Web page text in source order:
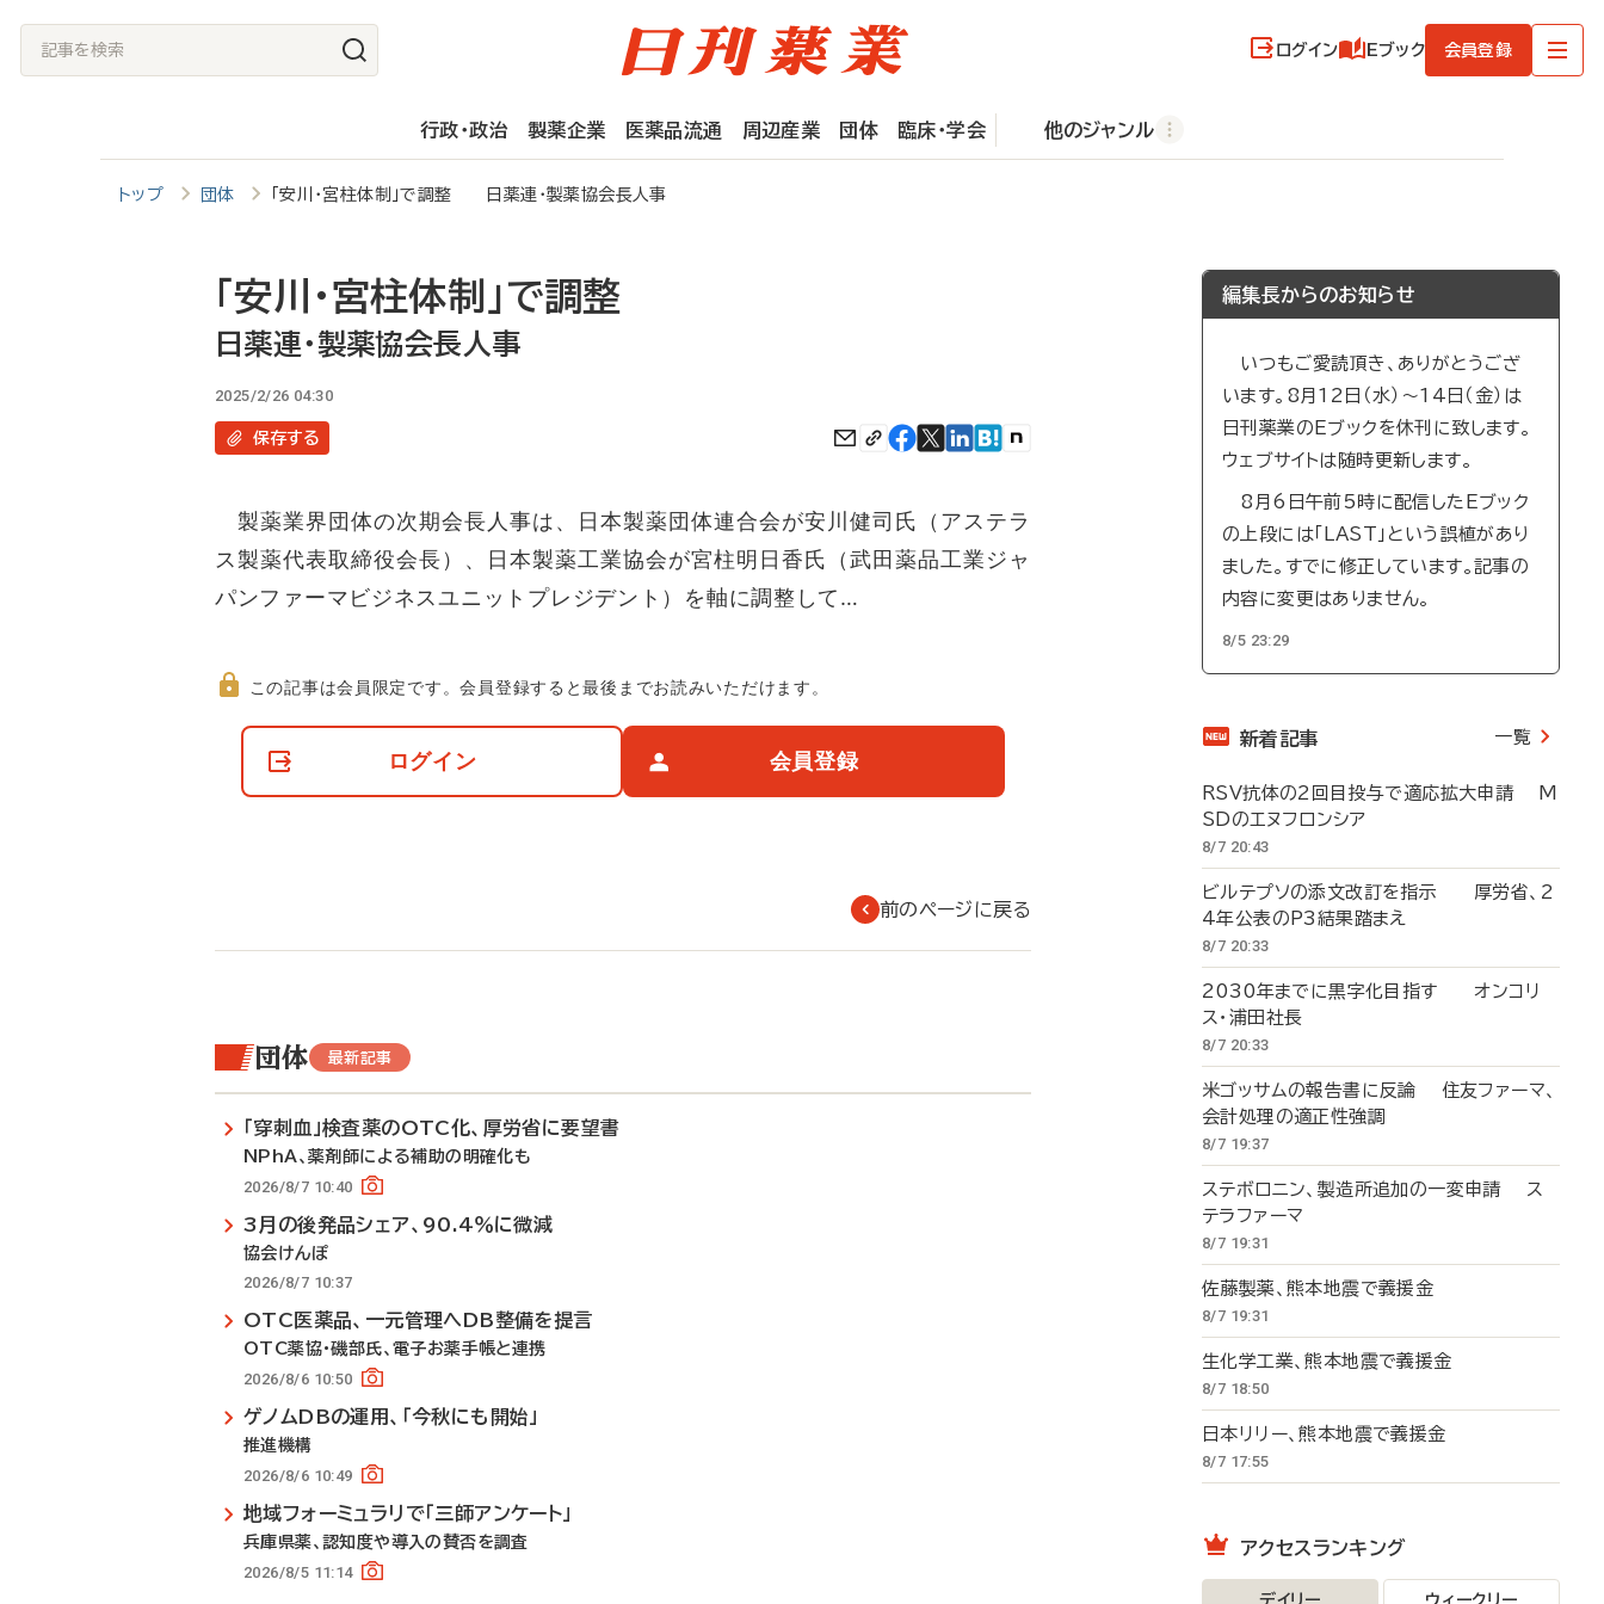
記
事
ログイン Eブック 会員登録
行政・政治 製薬企業 医薬品流通 周辺産業 団体 臨床・学会 他のジャンル
トップ 団体 「安川・宮柱体制」で調整 日薬連・製薬協会長人事
「安川・宮柱体制」で調整
日薬連・製薬協会長人事
2025/2/26 04:30
保存する
製薬業界団体の次期会長人事は、日本製薬団体連合会が安川健司氏（アステラ
ス製薬代表取締役会長）、日本製薬工業協会が宮柱明日香氏（武田薬品工業ジャ
パンファーマビジネスユニットプレジデント）を軸に調整して…
て
この記事は会員限定です。会員登録すると最後までお読みいただけます。
ログイン 会員登録
前のページに戻る
団体 最新記事
「穿刺血」検査薬のOTC化、厚労省に要望書
NPhA、薬剤師による補助の明確化も
2026/8/7 10:40
3月の後発品シェア、90.4％に微減
協会けんぽ
2026/8/7 10:37
OTC医薬品、一元管理へDB整備を提言
OTC薬協・磯部氏、電子お薬手帳と連携
2026/8/6 10:50
ゲノムDBの運用、「今秋にも開始」
推進機構
2026/8/6 10:49
地域フォーミュラリで「三師アンケート」
兵庫県薬、認知度や導入の賛否を調査
2026/8/5 11:14
編集長からのお知らせ
いつもご愛読頂き、ありがとうござ
います。8月12日（水）～14日（金）は
日刊薬業のEブックを休刊に致します。
ウェブサイトは随時更新します。
8月6日午前5時に配信したEブック
の上段には「LAST」という誤植があり
ました。すでに修正しています。記事の
内容に変更はありません。
8/5 23:29
新着記事 一覧
RSV抗体の2回目投与で適応拡大申請 M
SDのエヌフロンシア
8/7 20:43
ビルテプソの添文改訂を指示 厚労省、2
4年公表のP3結果踏まえ
8/7 20:33
2030年までに黒字化目指す オンコリ
ス・浦田社長
8/7 20:33
米ゴッサムの報告書に反論 住友ファーマ、
会計処理の適正性強調
8/7 19:37
ステボロニン、製造所追加の一変申請 ス
テラファーマ
8/7 19:31
佐藤製薬、熊本地震で義援金
8/7 19:31
生化学工業、熊本地震で義援金
8/7 18:50
日本リリー、熊本地震で義援金
8/7 17:55
アクセスランキング
デイリー ウィークリー